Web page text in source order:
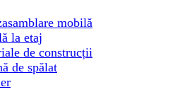
mobilă
la etaj
de construcții
de spălat